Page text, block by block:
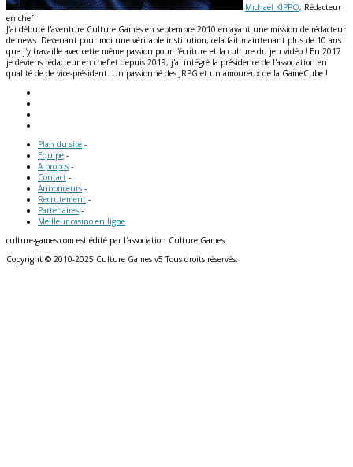
Michaël KIPPO, Rédacteur
en chef
J'ai débuté l'aventure Culture Games en septembre 2010 en ayant une mission de rédacteur
de news. Devenant pour moi une véritable institution, cela fait maintenant plus de 10 ans
que j'y travaille avec cette même passion pour l'écriture et la culture du jeu vidéo ! En 2017
je deviens rédacteur en chef et depuis 2019, j'ai intégré la présidence de l'association en
qualité de de vice-président. Un passionné des JRPG et un amoureux de la GameCube !
Plan du site -
Equipe -
A propos -
Contact -
Annonceurs -
Recrutement -
Partenaires -
Meilleur casino en ligne
culture-games.com est édité par l'association Culture Games
Copyright © 2010-2025 Culture Games v5 Tous droits réservés.